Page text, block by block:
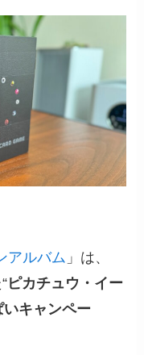
アルバム 」は、
ピカチュウ・イー
キャンペー